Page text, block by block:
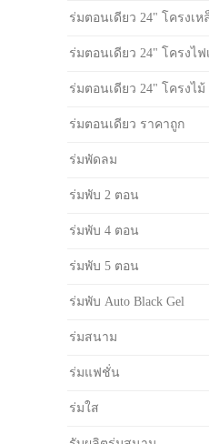
ร่มตอนเดียว 24" โครงเห
ร่มตอนเดียว 24" โครงไฟ
ร่มตอนเดียว 24" โครงไม้
ร่มตอนเดียว ราคาถูก
ร่มพัดลม
ร่มพับ 2 ตอน
ร่มพับ 4 ตอน
ร่มพับ 5 ตอน
ร่มพับ Auto Black Gel
ร่มสนาม
ร่มแฟชั่น
ร่มใส